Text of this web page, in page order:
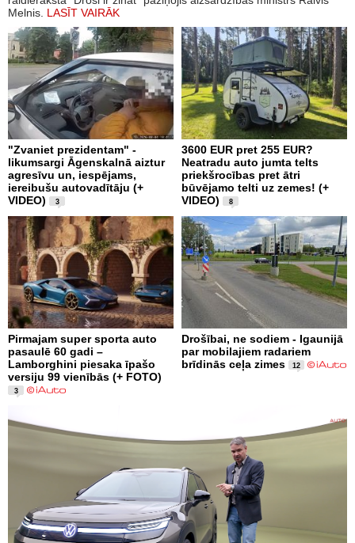
Melnis. LASĪT VAIRĀK
"Zvaniet prezidentam" -
likumsargi Āgenskalnā aiztur
agresīvu un, iespējams,
iereibušu autovadītāju (+
VIDEO)
3
3600 EUR pret 255 EUR?
Neatradu auto jumta telts
priekšrocības pret ātri
būvējamo telti uz zemes! (+
VIDEO)
8
Pirmajam super sporta auto
pasaulē 60 gadi –
Lamborghini piesaka īpašo
versiju 99 vienībās (+ FOTO)
3
Drošībai, ne sodiem - Igaunijā
par mobilajiem radariem
brīdinās ceļa zimes
12